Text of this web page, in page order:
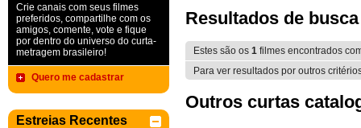
Crie canais com seus filmes
preferidos, compartilhe com os
amigos, comente, vote e fique
por dentro do universo do curta-
metragem brasileiro!
Quero me cadastrar
Estreias Recentes
Resultados de busca
Estes são os 1 filmes encontrados
Para ver resultados por outros
Outros curtas